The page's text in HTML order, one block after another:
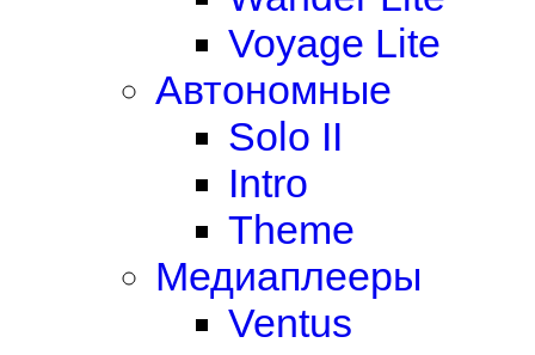
Voyage Lite
Автономные
Solo II
Intro
Theme
Медиаплееры
Ventus